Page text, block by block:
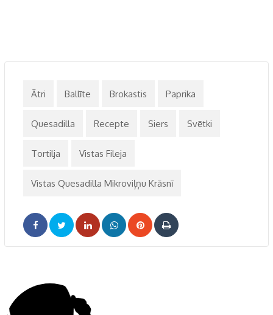
Ātri Ballīte Brokastis Paprika
Quesadilla Recepte Siers Svētki
Tortilja Vistas Fileja
Vistas Quesadilla Mikroviļņu Krāsnī
LinkedInWhatsappPinterest
Print